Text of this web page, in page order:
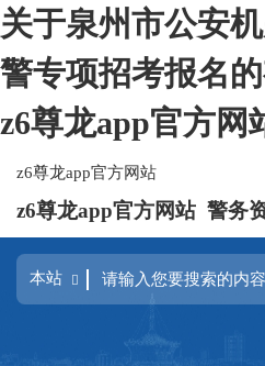
关于泉州市公安
警专项招考报名
z6尊龙app官方网
z6尊龙app官方网站
z6尊龙app官方网站 警务